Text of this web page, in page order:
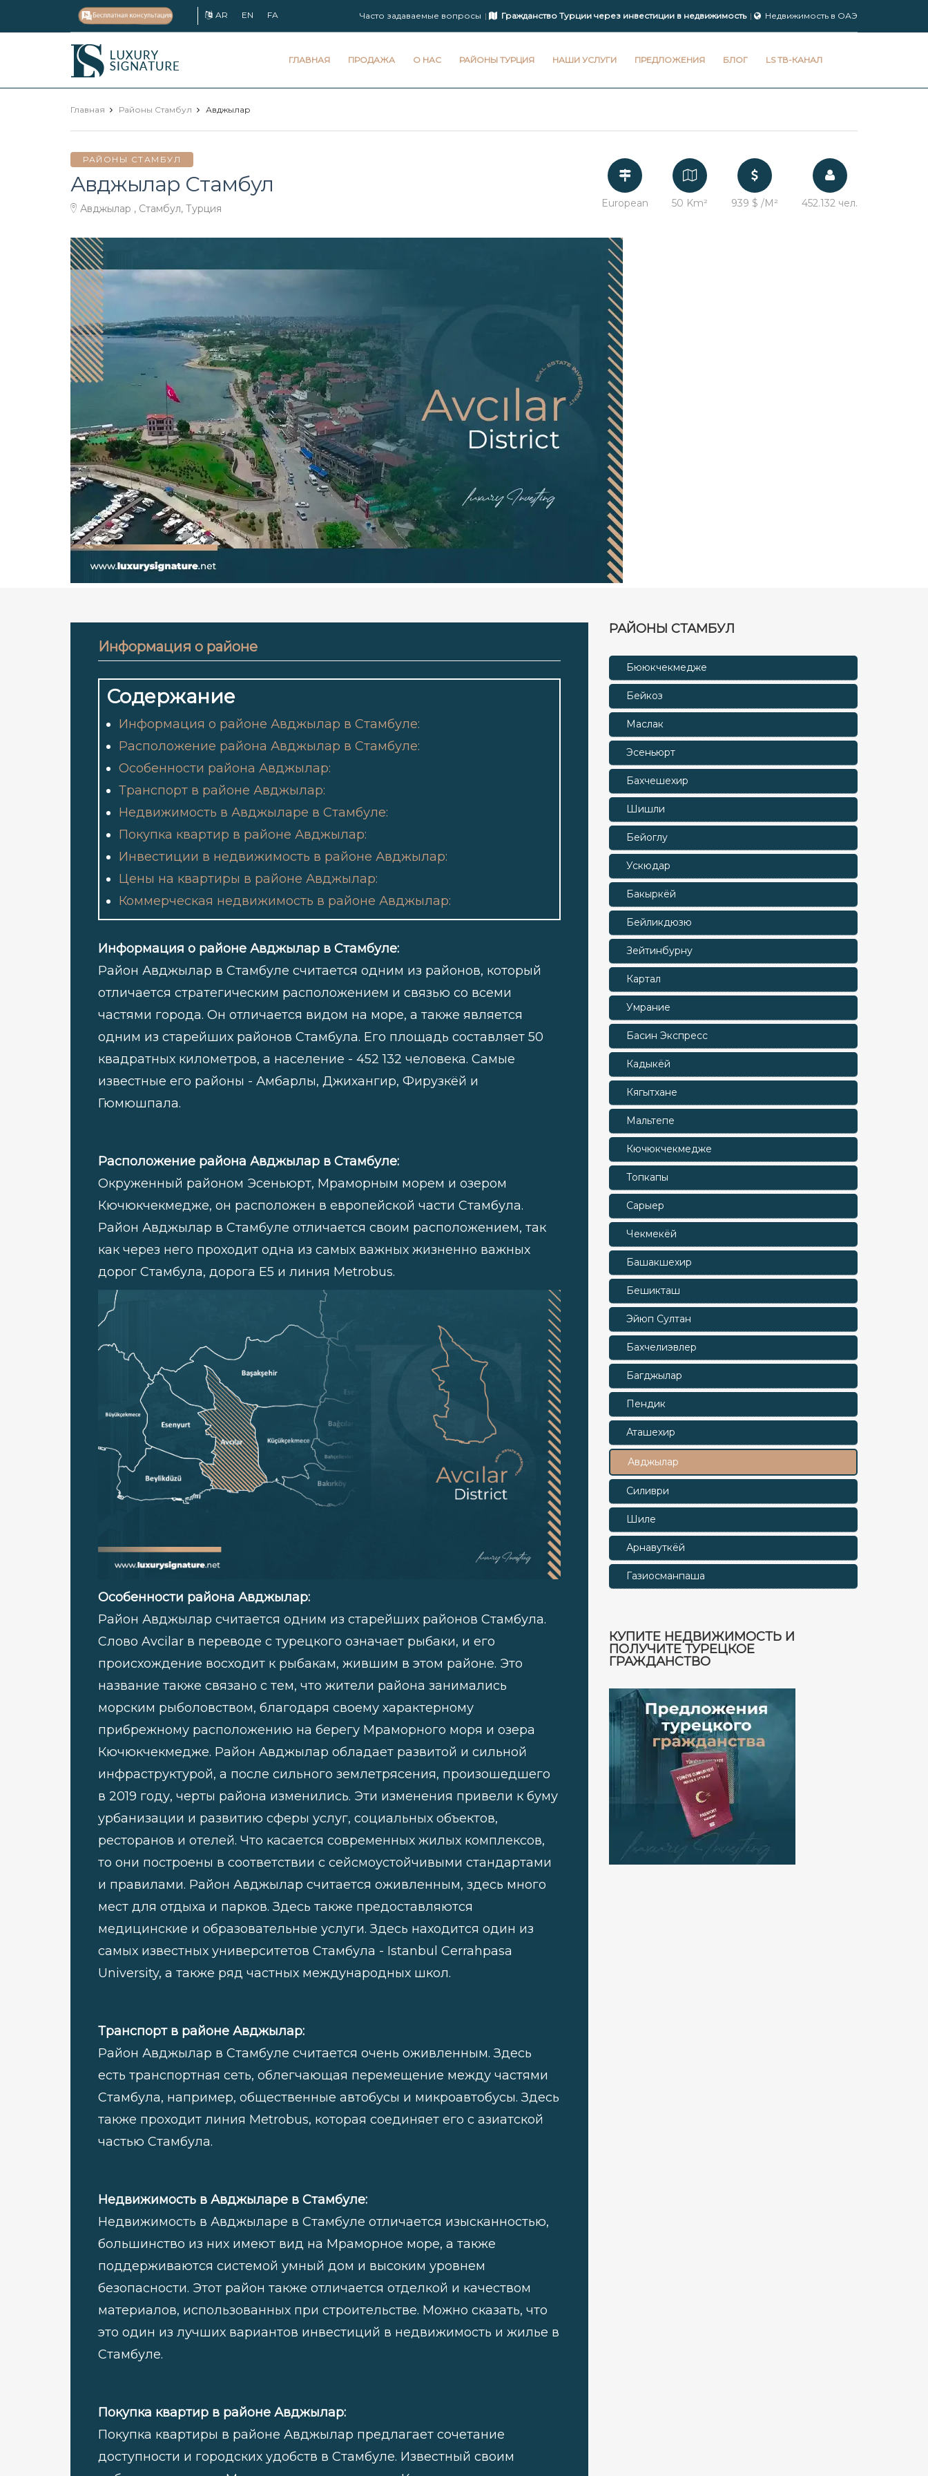
AR EN FA Часто задаваемые вопросы Гражданство Турции через инвестиции в недвижимость Недвижимость в ОАЭ
Luxury
Signature
ГЛАВНАЯ ПРОДАЖА О НАС РАЙОНЫ ТУРЦИЯ НАШИ УСЛУГИ ПРЕДЛОЖЕНИЯ БЛОГ LS ТВ-КАНАЛ
Главная Районы Стамбул Авджылар
РАЙОНЫ СТАМБУЛ
Авджылар Стамбул
Авджылар , Стамбул, Турция European 50 Km² 939 $ /M² 452.132 чел.
Информация о районе
Содержание
Информация о районе Авджылар в Стамбуле:
Расположение района Авджылар в Стамбуле:
Особенности района Авджылар:
Транспорт в районе Авджылар:
Недвижимость в Авджыларе в Стамбуле:
Покупка квартир в районе Авджылар:
Инвестиции в недвижимость в районе Авджылар:
Цены на квартиры в районе Авджылар:
Коммерческая недвижимость в районе Авджылар:
Информация о районе Авджылар в Стамбуле:
Район Авджылар в Стамбуле считается одним из районов, который
отличается стратегическим расположением и связью со всеми
частями города. Он отличается видом на море, а также является
одним из старейших районов Стамбула. Его площадь составляет 50
квадратных километров, а население - 452 132 человека. Самые
известные его районы - Амбарлы, Джихангир, Фирузкёй и
Гюмюшпала.
Расположение района Авджылар в Стамбуле:
Окруженный районом Эсеньюрт, Мраморным морем и озером
Кючюкчекмедже, он расположен в европейской части Стамбула.
Район Авджылар в Стамбуле отличается своим расположением, так
как через него проходит одна из самых важных жизненно важных
дорог Стамбула, дорога E5 и линия Metrobus.
Особенности района Авджылар:
Район Авджылар считается одним из старейших районов Стамбула.
Слово Avcilar в переводе с турецкого означает рыбаки, и его
происхождение восходит к рыбакам, жившим в этом районе. Это
название также связано с тем, что жители района занимались
морским рыболовством, благодаря своему характерному
прибрежному расположению на берегу Мраморного моря и озера
Кючюкчекмедже. Район Авджылар обладает развитой и сильной
инфраструктурой, а после сильного землетрясения, произошедшего
в 2019 году, черты района изменились. Эти изменения привели к буму
урбанизации и развитию сферы услуг, социальных объектов,
ресторанов и отелей. Что касается современных жилых комплексов,
то они построены в соответствии с сейсмоустойчивыми стандартами
и правилами. Район Авджылар считается оживленным, здесь много
мест для отдыха и парков. Здесь также предоставляются
медицинские и образовательные услуги. Здесь находится один из
самых известных университетов Стамбула - Istanbul Cerrahpasa
University, а также ряд частных международных школ.
Транспорт в районе Авджылар:
Район Авджылар в Стамбуле считается очень оживленным. Здесь
есть транспортная сеть, облегчающая перемещение между частями
Стамбула, например, общественные автобусы и микроавтобусы. Здесь
также проходит линия Metrobus, которая соединяет его с азиатской
частью Стамбула.
Недвижимость в Авджыларе в Стамбуле:
Недвижимость в Авджыларе в Стамбуле отличается изысканностью,
большинство из них имеют вид на Мраморное море, а также
поддерживаются системой умный дом и высоким уровнем
безопасности. Этот район также отличается отделкой и качеством
материалов, использованных при строительстве. Можно сказать, что
это один из лучших вариантов инвестиций в недвижимость и жилье в
Стамбуле.
Покупка квартир в районе Авджылар:
Покупка квартиры в районе Авджылар предлагает сочетание
доступности и городских удобств в Стамбуле. Известный своим
РАЙОНЫ СТАМБУЛ
Бююкчекмедже
Бейкоз
Маслак
Эсеньюрт
Бахчешехир
Шишли
Бейоглу
Ускюдар
Бакыркёй
Бейликдюзю
Зейтинбурну
Картал
Умрание
Басин Экспресс
Кадыкёй
Кягытхане
Мальтепе
Кючюкчекмедже
Топкапы
Сарыер
Чекмекёй
Башакшехир
Бешикташ
Эйюп Султан
Бахчелиэвлер
Багджылар
Пендик
Аташехир
Авджылар
Силиври
Шиле
Арнавуткёй
Газиосманпаша
КУПИТЕ НЕДВИЖИМОСТЬ И
ПОЛУЧИТЕ ТУРЕЦКОЕ
ГРАЖДАНСТВО